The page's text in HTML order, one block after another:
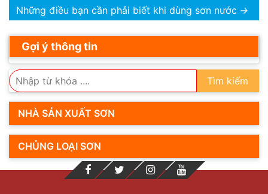
Những điều bạn cần phải biết khi dùng sơn nước →
Gợi ý thông tin
Tìm kiếm
NHÀ SẢN XUẤT SƠN
CHỦNG LOẠI SƠN